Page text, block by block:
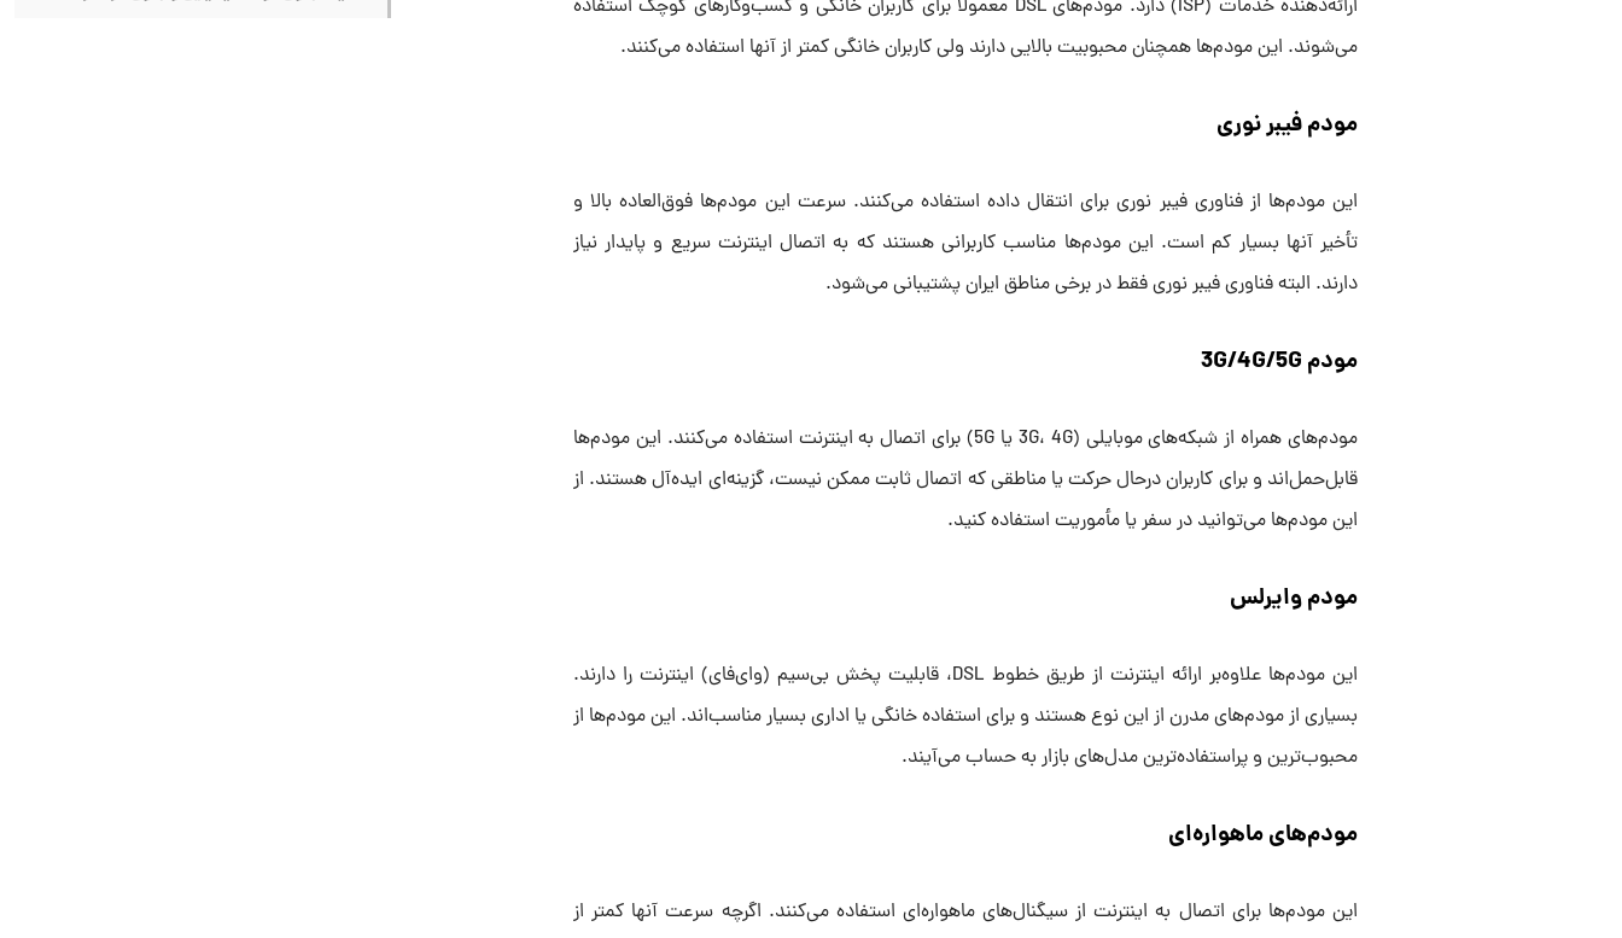
ارائه‌دهنده خدمات (ISP) دارد. مودم‌های DSL معمولاً برای کاربران خانگی و کسب‌وکارهای کوچک استفاده
می‌شوند. این مودم‌ها همچنان محبوبیت بالایی دارند ولی کاربران خانگی کمتر از آنها استفاده می‌کنند.
مودم فیبر نوری
این مودم‌ها از فناوری فیبر نوری برای انتقال داده استفاده می‌کنند. سرعت این مودم‌ها فوق‌العاده بالا و
تأخیر آنها بسیار کم است. این مودم‌ها مناسب کاربرانی هستند که به اتصال اینترنت سریع و پایدار نیاز
دارند. البته فناوری فیبر نوری فقط در برخی مناطق ایران پشتیبانی می‌شود.
مودم 3G/4G/5G
مودم‌های همراه از شبکه‌های موبایلی (3G، 4G یا 5G) برای اتصال به اینترنت استفاده می‌کنند. این مودم‌ها
قابل‌حمل‌اند و برای کاربران درحال حرکت یا مناطقی که اتصال ثابت ممکن نیست، گزینه‌ای ایده‌آل هستند. از
این مودم‌ها می‌توانید در سفر یا مأموریت استفاده کنید.
مودم وایرلس
این مودم‌ها علاوه‌بر ارائه اینترنت از طریق خطوط DSL، قابلیت پخش بی‌سیم (وای‌فای) اینترنت را دارند.
بسیاری از مودم‌های مدرن از این نوع هستند و برای استفاده خانگی یا اداری بسیار مناسب‌اند. این مودم‌ها از
محبوب‌ترین و پر‌استفاده‌ترین مدل‌های بازار به حساب می‌آیند.
مودم‌های ماهواره‌ای
این مودم‌ها برای اتصال به اینترنت از سیگنال‌های ماهواره‌ای استفاده می‌کنند. اگرچه سرعت آنها کمتر از